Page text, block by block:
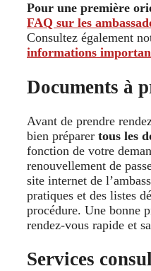
Pour une première
FAQ sur les
Consultez également
informations
Documents à
Avant de prendre
bien préparer tous les
fonction de votre
renouvellement de
site internet de
pratiques et des listes
procédure. Une bonne
rendez-vous rapide et
Services